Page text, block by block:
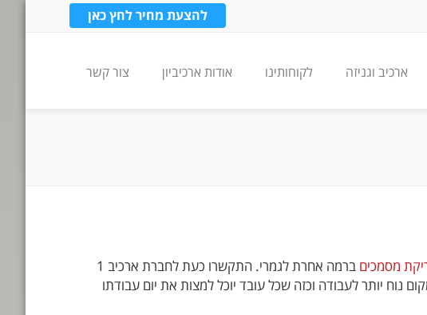
להצעת מחיר לחץ כאן
ארכיב וגניזה לקוחותינו אודות ארכיביון צור קשר
מסמכים
ברמה אחרת לגמרי. התקשרו כעת לחברת ארכיב 1
נוח יותר לעבודה וכזה שכל עובד יוכל למצות את יום עבודתו